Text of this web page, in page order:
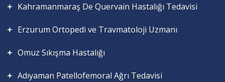
Kahramanmaraş De Quervain Hastalığı Tedavisi
Erzurum Ortopedi ve Travmatoloji Uzmanı
Omuz Sıkışma Hastalığı
Adıyaman Patellofemoral Ağrı Tedavisi